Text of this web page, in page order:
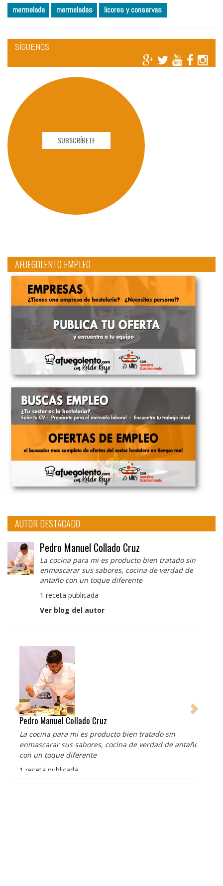
mermelada mermeladas licores y conservas
SÍGUENOS
SUBSCRÍBETE
AFUEGOLENTO EMPLEO
AUTOR DESTACADO
Pedro Manuel Collado Cruz
La cocina para mi es producto bien tratado sin
enmascarar sus sabores, cocina de verdad de
antaño con un toque diferente
1 receta publicada
Ver blog del autor
Pedro Manuel Collado Cruz
La cocina para mi es producto bien tratado sin
enmascarar sus sabores, cocina de verdad de antaño
con un toque diferente
1 receta publicada